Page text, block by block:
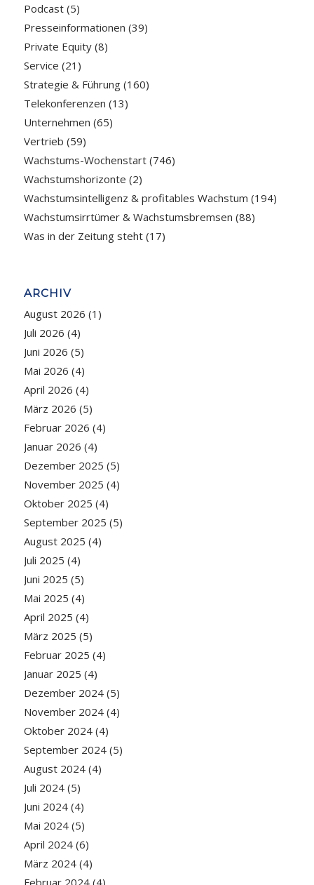
Podcast(5)
Presseinformationen (39)
Private Equity(8)
Service (21)
Strategie & Führung(160)
Telekonferenzen (13)
Unternehmen (65)
Vertrieb (59)
Wachstums-Wochenstart(746)
Wachstumshorizonte (2)
Wachstumsintelligenz & profitables Wachstum (194)
Wachstumsirrtümer & Wachstumsbremsen (88)
Was in der Zeitung steht(17)
ARCHIV
August 2026 (1)
Juli 2026 (4)
Juni 2026 (5)
Mai 2026 (4)
April 2026 (4)
März 2026 (5)
Februar 2026 (4)
Januar 2026 (4)
Dezember 2025 (5)
November 2025 (4)
Oktober 2025 (4)
September 2025 (5)
August 2025 (4)
Juli 2025 (4)
Juni 2025 (5)
Mai 2025 (4)
April 2025 (4)
März 2025 (5)
Februar 2025 (4)
Januar 2025 (4)
Dezember 2024(5)
November 2024(4)
Oktober 2024(4)
September 2024(5)
August 2024(4)
Juli 2024(5)
Juni 2024(4)
Mai 2024(5)
April 2024(6)
März 2024(4)
Februar 2024(4)